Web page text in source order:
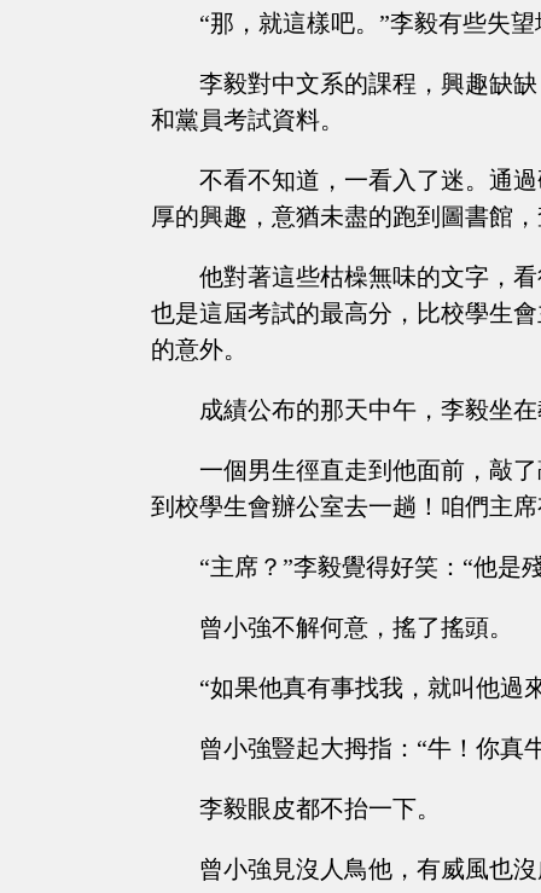
“那，就這樣吧。”李毅有些失
李毅對中文系的課程，興趣缺
和黨員考試資料。
不看不知道，一看入了迷。通
厚的興趣，意猶未盡的跑到圖書館
他對著這些枯橾無味的文字，
也是這屆考試的最高分，比校學生
的意外。
成績公布的那天中午，李毅坐
一個男生徑直走到他面前，敲
到校學生會辦公室去一趟！咱們主
“主席？”李毅覺得好笑：“他是
曾小強不解何意，搖了搖頭。
“如果他真有事找我，就叫他過
曾小強豎起大拇指：“牛！你真
李毅眼皮都不抬一下。
曾小強見沒人鳥他，有威風也